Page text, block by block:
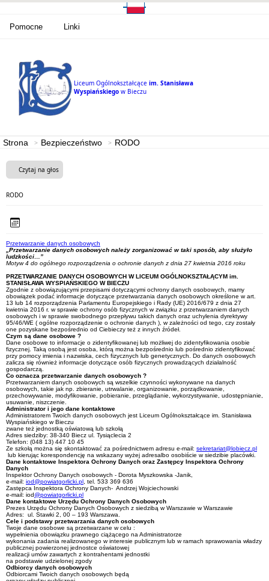
Pomocne Linki
Liceum Ogólnokształcące im. Stanisława
Wyspiańskiego w Bieczu
Strona Bezpieczeństwo RODO
Czytaj na głos
RODO
Przetwarzanie danych osobowych
„Przetwarzanie danych osobowych należy zorganizować w taki sposób, aby służyło
ludzkości…”
Motyw 4 do ogólnego rozporządzenia o ochronie danych z dnia 27 kwietnia 2016 roku
PRZETWARZANIE DANYCH OSOBOWYCH W LICEUM OGÓLNOKSZTAŁĄCYM im.
STANISŁAWA WYSPIAŃSKIEGO W BIECZU
Zgodnie z obowiązującymi przepisami dotyczącymi ochrony danych osobowych, mamy
obowiązek podać informacje dotyczące przetwarzania danych osobowych określone w art.
13 lub 14 rozporządzenia Parlamentu Europejskiego i Rady (UE) 2016/679 z dnia 27
kwietnia 2016 r. w sprawie ochrony osób fizycznych w związku z przetwarzaniem danych
osobowych i w sprawie swobodnego przepływu takich danych oraz uchylenia dyrektywy
95/46/WE ( ogólne rozporządzenie o ochronie danych ), w zależności od tego, czy zostały
one pozyskane bezpośrednio od Ciebieczy też z innych źródeł.
Czym są dane osobowe ?
Dane osobowe to informacje o zidentyfikowanej lub możliwej do zidentyfikowania osobie
fizycznej. Taką osobą jest osoba, którą można bezpośrednio lub pośrednio zidentyfikować
przy pomocy imienia i nazwiska, cech fizycznych lub genetycznych. Do danych osobowych
zalicza się również informacje dotyczące osób fizycznych prowadzących działalność
gospodarczą.
Co oznacza przetwarzanie danych osobowych ?
Przetwarzaniem danych osobowych są wszelkie czynności wykonywane na danych
osobowych, takie jak np. zbieranie, utrwalanie, organizowanie, porządkowanie,
przechowywanie, modyfikowanie, pobieranie, przeglądanie, wykorzystywanie, udostępnianie,
usuwanie, niszczenie.
Administrator i jego dane kontaktowe
Administratorem Twoich danych osobowych jest Liceum Ogólnokształcące im. Stanisława
Wyspiańskiego w Bieczu
zwane też jednostką oświatową lub szkołą
Adres siedziby: 38-340 Biecz ul. Tysiąclecia 2
Telefon: (048 13) 447 10 45
Ze szkołą można się skontaktować za pośrednictwem adresu e-mail: sekretariat@lobiecz.pl
lub kierując korespondencję na wskazany wyżej adresalbo osobiście w siedzibie placówki.
Dane kontaktowe Inspektora Ochrony Danych oraz Zastępcy Inspektora Ochrony
Danych
Inspektor Ochrony Danych osobowych - Dorota Myszkowska -Janik,
e-mail: iod@powiatgorlicki.pl , tel. 533 369 636
Zastępca Inspektora Ochrony Danych- Andrzej Wojciechowski
e-mail: iod@powiatgorlicki.pl
Dane kontaktowe Urzędu Ochrony Danych Osobowych
Prezes Urzędu Ochrony Danych Osobowych z siedzibą w Warszawie w Warszawie
Adres: ul. Stawki 2, 00 – 193 Warszawa.
Cele i podstawy przetwarzania danych osobowych
Twoje dane osobowe są przetwarzane w celu :
wypełnienia obowiązku prawnego ciążącego na Administratorze
wykonania zadania realizowanego w interesie publicznym lub w ramach sprawowania władzy
publicznej powierzonej jednostce oświatowej
realizacji umów zawartych z kontrahentami jednostki
na podstawie udzielonej zgody
Odbiorcy danych osobowych
Odbiorcami Twoich danych osobowych będą